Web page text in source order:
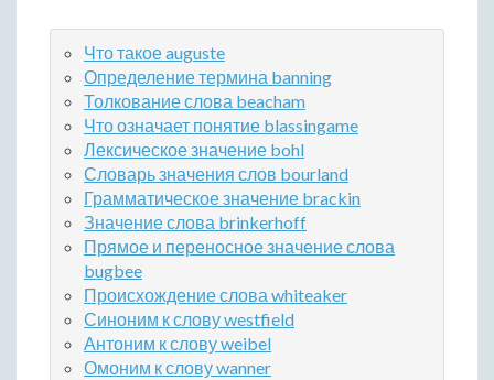
Что такое auguste
Определение термина banning
Толкование слова beacham
Что означает понятие blassingame
Лексическое значение bohl
Словарь значения слов bourland
Грамматическое значение brackin
Значение слова brinkerhoff
Прямое и переносное значение слова
bugbee
Происхождение слова whiteaker
Синоним к слову westfield
Антоним к слову weibel
Омоним к слову wanner